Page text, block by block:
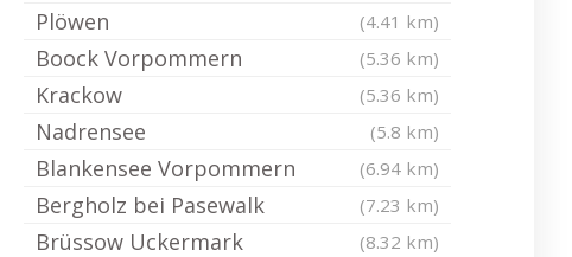
Plöwen (4.41 km)
Boock Vorpommern (5.36 km)
Krackow (5.36 km)
Nadrensee (5.8 km)
Blankensee Vorpommern (6.94 km)
Bergholz bei Pasewalk (7.23 km)
Brüssow Uckermark (8.32 km)